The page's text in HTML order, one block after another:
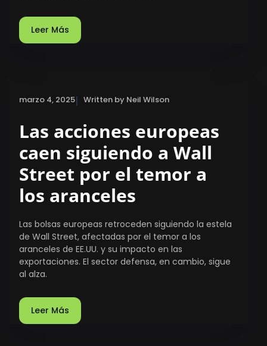
Leer Más
marzo 4, 2025| Written by Neil Wilson
Las acciones europeas
caen siguiendo a Wall
Street por el temor a
los aranceles
Las bolsas europeas retroceden siguiendo la estela
de Wall Street, afectadas por el temor a los
aranceles de EE.UU. y su impacto en las
exportaciones. El sector defensa, en cambio, sigue
al alza.
Leer Más